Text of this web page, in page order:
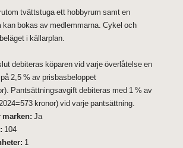
tvättstuga ett hobbyrum samt en
kan bokas av medlemmarna. Cykel och
i källarplan.
debiteras köparen vid varje överlåtelse en
2,5 % av prisbasbeloppet
Pantsättningsavgift debiteras med 1 % av
kronor) vid varje pantsättning.
marken: Ja
104
1